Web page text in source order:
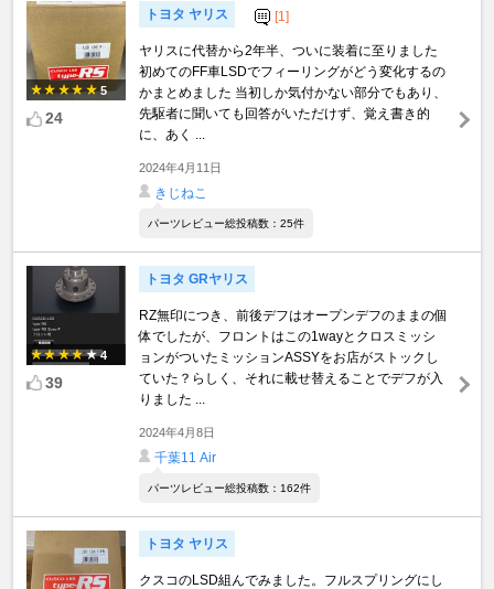
5
24
トヨタ ヤリス [1]
ヤリスに代替から2年半、ついに装着に至りました
初めてのFF車LSDでフィーリングがどう変化するの
かまとめました 当初しか気付かない部分でもあり、
先駆者に聞いても回答がいただけず、覚え書き的
に、あく ...
2024年4月11日
きじねこ
パーツレビュー総投稿数：25件
4
39
トヨタ GRヤリス
RZ無印につき、前後デフはオープンデフのままの個
体でしたが、フロントはこの1wayとクロスミッシ
ョンがついたミッションASSYをお店がストックし
ていた？らしく、それに載せ替えることでデフが入
りました ...
2024年4月8日
千葉11 Air
パーツレビュー総投稿数：162件
トヨタ ヤリス
クスコのLSD組んでみました。フルスプリングにし